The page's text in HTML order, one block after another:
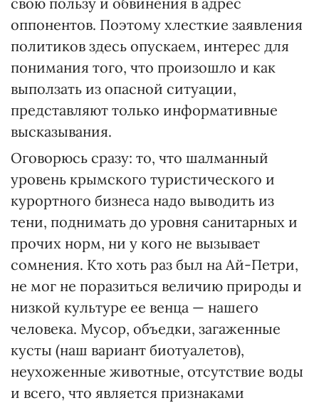
оппонентов. Поэтому хлесткие заявления
политиков здесь опускаем, интерес для
понимания того, что произошло и как
выползать из опасной ситуации,
представляют только информативные
высказывания.
Оговорюсь сразу: то, что шалманный
уровень крымского туристического и
курортного бизнеса надо выводить из
тени, поднимать до уровня санитарных и
прочих норм, ни у кого не вызывает
сомнения. Кто хоть раз был на Ай-Петри,
не мог не поразиться величию природы и
низкой культуре ее венца — нашего
человека. Мусор, объедки, загаженные
кусты (наш вариант биотуалетов),
неухоженные животные, отсутствие воды
и всего, что является признаками